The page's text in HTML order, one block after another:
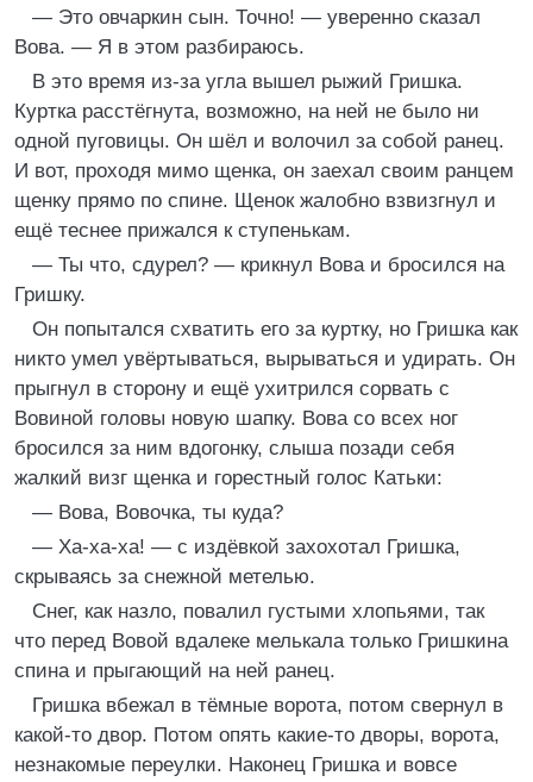
— Это овчаркин сын. Точно! — уверенно сказал
Вова. — Я в этом разбираюсь.
В это время из-за угла вышел рыжий Гришка.
Куртка расстёгнута, возможно, на ней не было ни
одной пуговицы. Он шёл и волочил за собой ранец.
И вот, проходя мимо щенка, он заехал своим ранцем
щенку прямо по спине. Щенок жалобно взвизгнул и
ещё теснее прижался к ступенькам.
— Ты что, сдурел? — крикнул Вова и бросился на
Гришку.
Он попытался схватить его за куртку, но Гришка как
никто умел увёртываться, вырываться и удирать. Он
прыгнул в сторону и ещё ухитрился сорвать с
Вовиной головы новую шапку. Вова со всех ног
бросился за ним вдогонку, слыша позади себя
жалкий визг щенка и горестный голос Катьки:
— Вова, Вовочка, ты куда?
— Ха-ха-ха! — с издёвкой захохотал Гришка,
скрываясь за снежной метелью.
Снег, как назло, повалил густыми хлопьями, так
что перед Вовой вдалеке мелькала только Гришкина
спина и прыгающий на ней ранец.
Гришка вбежал в тёмные ворота, потом свернул в
какой-то двор. Потом опять какие-то дворы, ворота,
незнакомые переулки. Наконец Гришка и вовсе